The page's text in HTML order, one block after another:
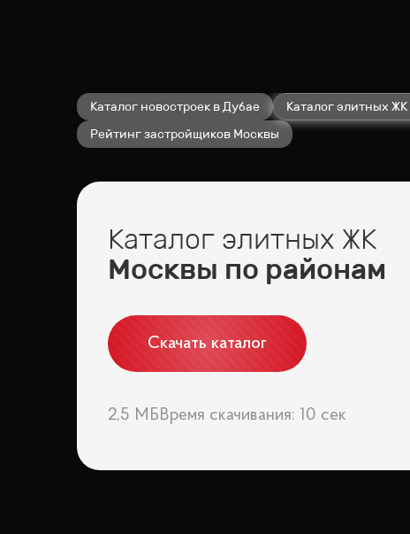
Каталог новостроек в Дубае Каталог элитных
Рейтинг застройщиков Москвы
Каталог элитных ЖК
Москвы по районам
Скачать каталог
2,5 МБВремя скачивания: 10 сек